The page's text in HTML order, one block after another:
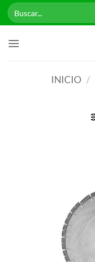
Saltar
Buscar
por:
INICIO /